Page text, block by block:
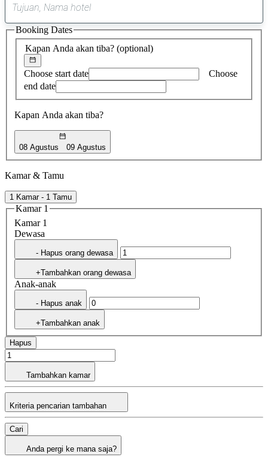
saran
ditemukan
Kapan Anda akan tiba? (optional)
Choose start date
Choose
end date
Kapan Anda akan tiba?
08 Agustus 09 Agustus
Booking Dates
Kamar & Tamu
1 Kamar - 1 Tamu
Kamar 1
Kamar 1
Dewasa
- Hapus orang dewasa
+Tambahkan orang dewasa
Anak-anak
- Hapus anak
+Tambahkan anak
Hapus
Tambahkan kamar
Kriteria pencarian tambahan
Cari
Anda pergi ke mana saja?